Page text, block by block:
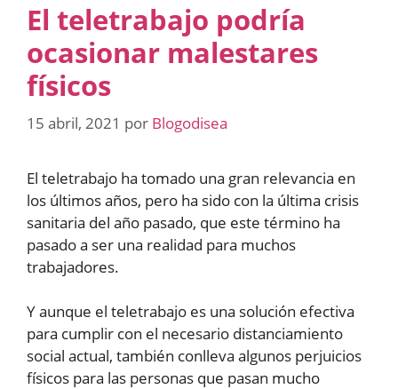
El teletrabajo podría
ocasionar malestares
físicos
15 abril, 2021 por Blogodisea
El teletrabajo ha tomado una gran relevancia en
los últimos años, pero ha sido con la última crisis
sanitaria del año pasado, que este término ha
pasado a ser una realidad para muchos
trabajadores.
Y aunque el teletrabajo es una solución efectiva
para cumplir con el necesario distanciamiento
social actual, también conlleva algunos perjuicios
físicos para las personas que pasan mucho